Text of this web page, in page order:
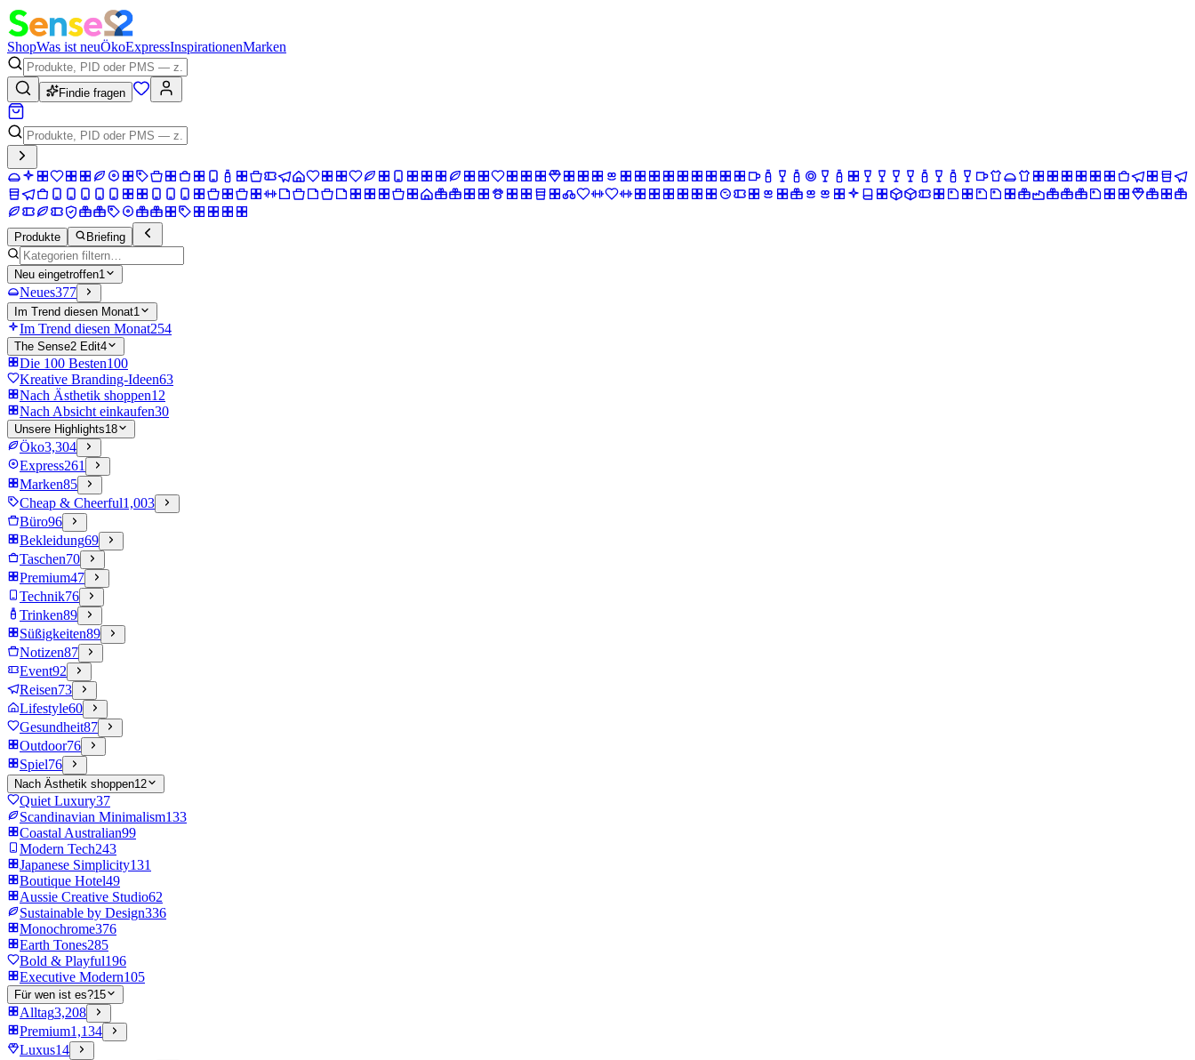
ShopWas ist neuÖkoExpressInspirationenMarken
Findie fragen
Produkte Briefing
Neu eingetroffen1
Neues377
Im Trend diesen Monat1
Im Trend diesen Monat254
The Sense2 Edit4
Die 100 Besten100
Kreative Branding-Ideen63
Nach Ästhetik shoppen12
Nach Absicht einkaufen30
Unsere Highlights18
Öko3,304
Express261
Marken85
Cheap & Cheerful1,003
Büro96
Bekleidung69
Taschen70
Premium47
Technik76
Trinken89
Süßigkeiten89
Notizen87
Event92
Reisen73
Lifestyle60
Gesundheit87
Outdoor76
Spiel76
Nach Ästhetik shoppen12
Quiet Luxury37
Scandinavian Minimalism133
Coastal Australian99
Modern Tech243
Japanese Simplicity131
Boutique Hotel49
Aussie Creative Studio62
Sustainable by Design336
Monochrome376
Earth Tones285
Bold & Playful196
Executive Modern105
Für wen ist es?15
Alltag3,208
Premium1,134
Luxus14